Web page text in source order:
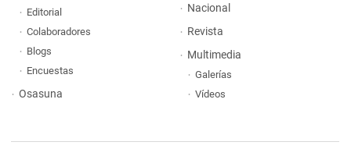
Editorial
Colaboradores
Blogs
Encuestas
Osasuna
Nacional
Revista
Multimedia
Galerías
Vídeos